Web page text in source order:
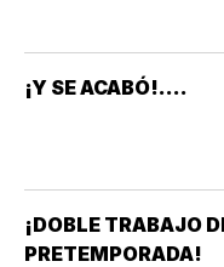
¡Y SE ACABÓ!....
¡DOBLE TRABAJO
PRETEMPORADA!